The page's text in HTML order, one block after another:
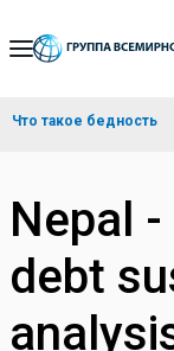
Skip
Navigation
Что такое бедность
Nepal
debt